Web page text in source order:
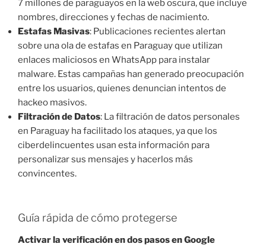
7 millones de paraguayos en la web oscura, que incluye
nombres, direcciones y fechas de nacimiento.
Estafas Masivas: Publicaciones recientes alertan
sobre una ola de estafas en Paraguay que utilizan
enlaces maliciosos en WhatsApp para instalar
malware. Estas campañas han generado preocupación
entre los usuarios, quienes denuncian intentos de
hackeo masivos.
Filtración de Datos: La filtración de datos personales
en Paraguay ha facilitado los ataques, ya que los
ciberdelincuentes usan esta información para
personalizar sus mensajes y hacerlos más
convincentes.
Guía rápida de cómo protegerse
Activar la verificación en dos pasos en Google